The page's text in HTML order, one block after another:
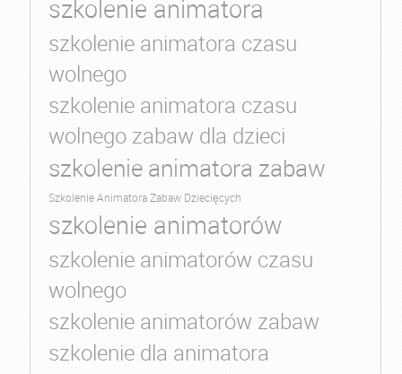
szkolenie animatora
szkolenie animatora czasu
wolnego
szkolenie animatora czasu
wolnego zabaw dla dzieci
szkolenie animatora zabaw
Szkolenie Animatora Zabaw Dziecięcych
szkolenie animatorów
szkolenie animatorów czasu
wolnego
szkolenie animatorów zabaw
szkolenie dla animatora